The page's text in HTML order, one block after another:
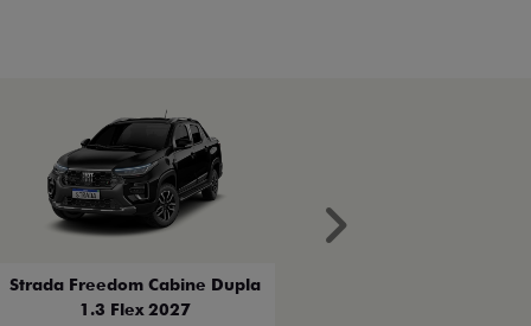
Strada Freedom Cabine Dupla
1.3 Flex 2027
Próximo